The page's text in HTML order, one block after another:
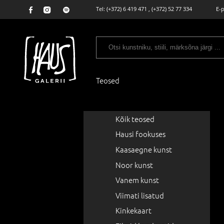
Tel: (+372) 6 419 471 , (+372) 52 77 334 E-
Teosed
Kõik teosed
Hausi fookuses
Kaasaegne kunst
Noor kunst
Vanem kunst
Viimati lisatud
Kinkekaart